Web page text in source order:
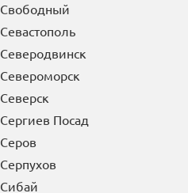
Свободный
Севастополь
Северодвинск
Североморск
Северск
Сергиев Посад
Серов
Серпухов
Сибай